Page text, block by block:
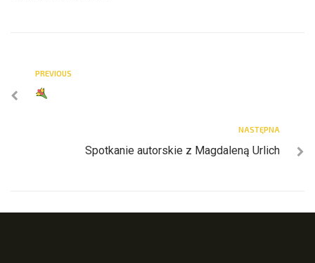
PREVIOUS
NASTĘPNA
Spotkanie autorskie z Magdaleną Urlich